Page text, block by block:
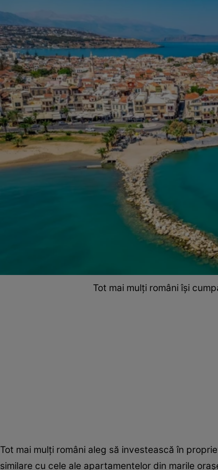
Tot mai mulți români își
Tot mai mulți români aleg să investească în
similare cu cele ale apartamentelor din marile